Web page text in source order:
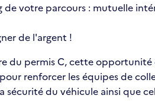
votre parcours : mutuelle
de l'argent !
du permis C, cette
renforcer les équipes de
du véhicule ainsi que